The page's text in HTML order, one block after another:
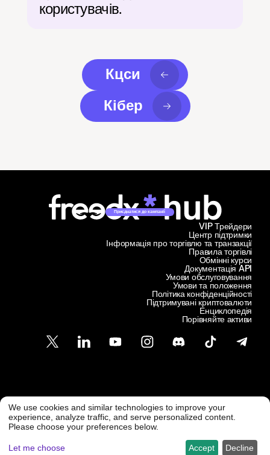
користувачів.
Кцси
Кібер
Приєднатися до кампанії
Центр підтримки
Інформація про торгівлю та транзакції
VIP Трейдери
Правила торгівлі
Обмінні курси
Документація API
Умови обслуговування
Умови та положення
Політика конфіденційності
Підтримувані криптовалюти
Енциклопедія
Порівняйте активи
Підтримка клієнтів
support@freedx.com @ Freedx 2026
We use cookies and similar technologies to improve your
experience, analyze traffic, and serve personalized content.
Please choose your preferences below.
Let me choose Decline
Accept